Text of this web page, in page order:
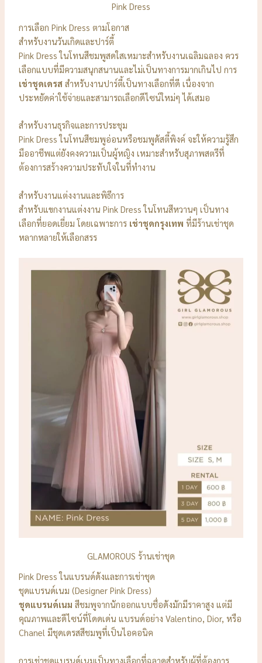
Pink Dress
การเลือก Pink Dress ตามโอกาส
สำหรับงานวันเกิดและปาร์ตี้
Pink Dress ในโทนสีชมพูสดใสเหมาะสำหรับงานเฉลิมฉลอง ควร
เลือกแบบที่มีความสนุกสนานและไม่เป็นทางการมากเกินไป การ
เช่าชุดเดรส สำหรับงานปาร์ตี้เป็นทางเลือกที่ดี เนื่องจาก
ประหยัดค่าใช้จ่ายและสามารถเลือกดีไซน์ใหม่ๆ ได้เสมอ
สำหรับงานธุรกิจและการประชุม
Pink Dress ในโทนสีชมพูอ่อนหรือชมพูดัสตี้พิงค์ จะให้ความรู้สึก
มืออาชีพแต่ยังคงความเป็นผู้หญิง เหมาะสำหรับสุภาพสตรีที่
ต้องการสร้างความประทับใจในที่ทำงาน
สำหรับงานแต่งงานและพิธีการ
สำหรับแขกงานแต่งงาน Pink Dress ในโทนสีหวานๆ เป็นทาง
เลือกที่ยอดเยี่ยม โดยเฉพาะการ เช่าชุดกรุงเทพ ที่มีร้านเช่าชุด
หลากหลายให้เลือกสรร
GLAMOROUS ร้านเช่าชุด
Pink Dress ในแบรนด์ดังและการเช่าชุด
ชุดแบรนด์เนม (Designer Pink Dress)
ชุดแบรนด์เนม สีชมพูจากนักออกแบบชื่อดังมักมีราคาสูง แต่มี
คุณภาพและดีไซน์ที่โดดเด่น แบรนด์อย่าง Valentino, Dior, หรือ
Chanel มีชุดเดรสสีชมพูที่เป็นไอคอนิค
การเช่าชุดแบรนด์เนมเป็นทางเลือกที่ฉลาดสำหรับผู้ที่ต้องการ